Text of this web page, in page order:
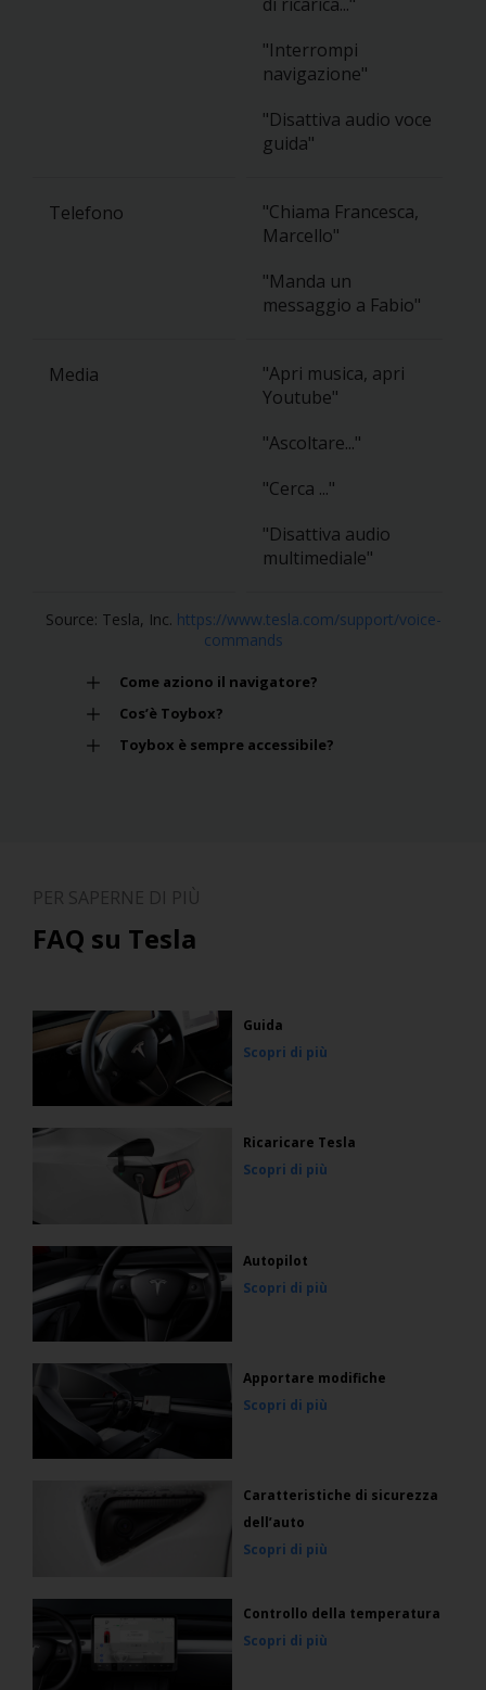
"Interrompi
navigazione"
"Disattiva audio voce
guida"
Telefono
"Chiama Francesca,
Marcello"
"Manda un
messaggio a Fabio"
Media
"Apri musica, apri
Youtube"
"Ascoltare..."
"Cerca ..."
"Disattiva audio
multimediale"
Source: Tesla, Inc. https://www.tesla.com/support/voice-
commands
Come aziono il navigatore?
Cos’è Toybox?
Toybox è sempre accessibile?
PER SAPERNE DI PIÙ
FAQ su Tesla
Guida
Scopri di più
Ricaricare Tesla
Scopri di più
Autopilot
Scopri di più
Apportare modifiche
Scopri di più
Caratteristiche di sicurezza
dell’auto
Scopri di più
Controllo della temperatura
Scopri di più